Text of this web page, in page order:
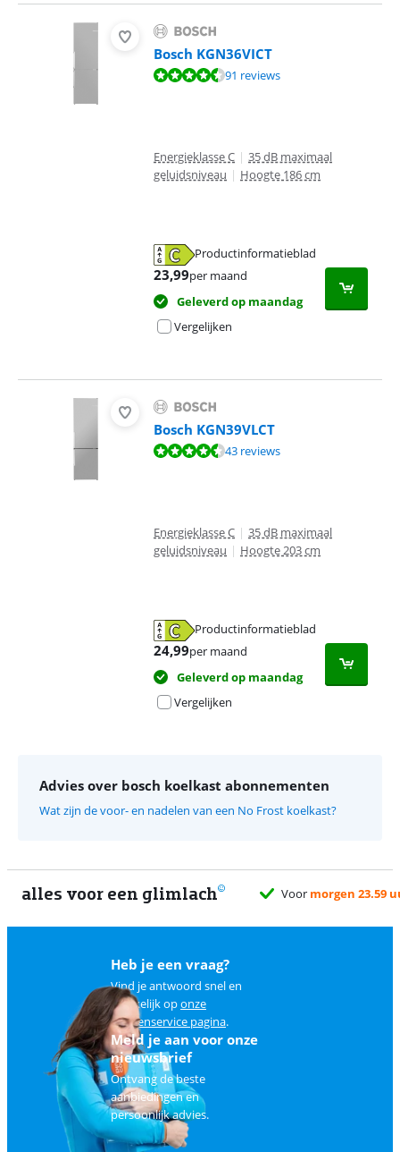
Bosch KGN36VICT
Beoordeling is 9,0 van de 10, gebaseerd op 91 reviews.
91 reviews
Energieklasse C | 35 dB maximaal
geluidsniveau | Hoogte 186 cm
Productinformatieblad
23,99per maand
Geleverd op maandag
Vergelijken
Bosch KGN39VLCT
Beoordeling is 9,4 van de 10, gebaseerd op 43 reviews.
43 reviews
Energieklasse C | 35 dB maximaal
geluidsniveau | Hoogte 203 cm
Productinformatieblad
24,99per maand
Geleverd op maandag
Vergelijken
Advies over bosch koelkast abonnementen
Wat zijn de voor- en nadelen van een No Frost koelkast?
alles voor een glimlach
Voormorgen 23.59 uurbesteld,
Heb je een vraag?
Vind je antwoord snel en
makkelijk oponze
klantenservice pagina.
Meld je aan voor onze
nieuwsbrief
Ontvang de beste
aanbiedingen en
persoonlijk advies.